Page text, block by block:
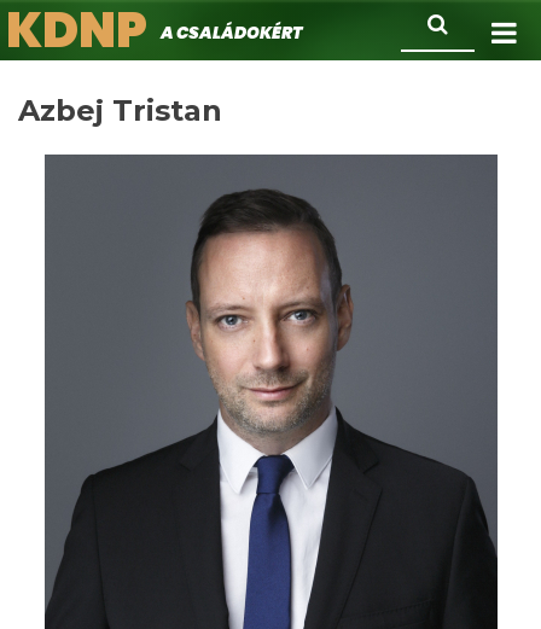
Ugrás
a
Keresés
KDNPA családokért.
Azbej Tristan